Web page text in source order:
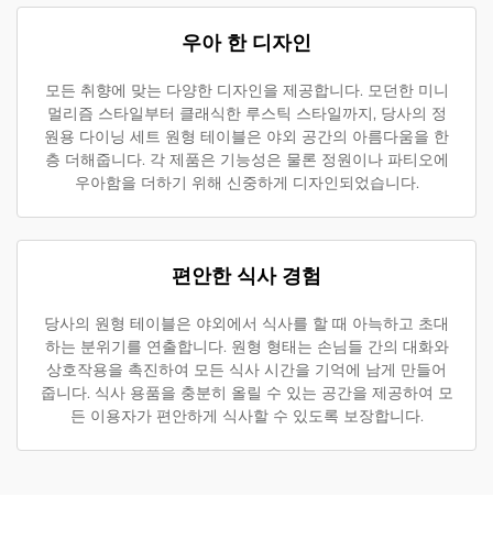
우아 한 디자인
모든 취향에 맞는 다양한 디자인을 제공합니다. 모던한 미니
멀리즘 스타일부터 클래식한 루스틱 스타일까지, 당사의 정
원용 다이닝 세트 원형 테이블은 야외 공간의 아름다움을 한
층 더해줍니다. 각 제품은 기능성은 물론 정원이나 파티오에
우아함을 더하기 위해 신중하게 디자인되었습니다.
편안한 식사 경험
당사의 원형 테이블은 야외에서 식사를 할 때 아늑하고 초대
하는 분위기를 연출합니다. 원형 형태는 손님들 간의 대화와
상호작용을 촉진하여 모든 식사 시간을 기억에 남게 만들어
줍니다. 식사 용품을 충분히 올릴 수 있는 공간을 제공하여 모
든 이용자가 편안하게 식사할 수 있도록 보장합니다.